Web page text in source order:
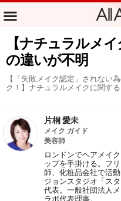
【ナチュラルメ
の違いが不明
【「失敗メイク認定」されない
ク！】ナチュラルメイクに関す
片桐 愛未
メイク ガイド
美容師
ロンドンでヘアメイ
ップを手掛ける。フ
師、化粧品会社で活
ジョンスタジオ「ス
代表。一般社団法人
ラボ代表理事。